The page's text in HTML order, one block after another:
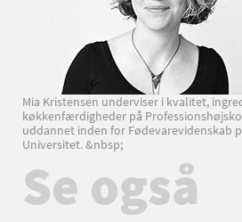
Mia Kristensen underviser i kvalitet,
køkkenfærdigheder på
uddannet inden for Fødevarevidenskab
Universitet. &nbsp;
Se også